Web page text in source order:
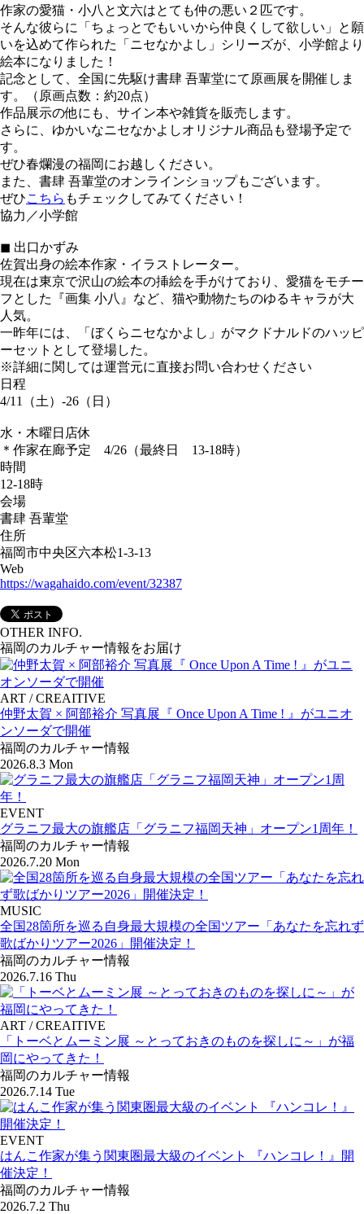
作家の愛猫・小八と文六はとても仲の悪い２匹です。
そんな彼らに「ちょっとでもいいから仲良くして欲しい」と願
いを込めて作られた「ニセなかよし」シリーズが、小学館より
絵本になりました！
記念として、全国に先駆け書肆 吾輩堂にて原画展を開催しま
す。（原画点数：約20点）
作品展示の他にも、サイン本や雑貨を販売します。
さらに、ゆかいなニセなかよしオリジナル商品も登場予定で
す。
ぜひ春爛漫の福岡にお越しください。
また、書肆 吾輩堂のオンラインショップもございます。
ぜひこちら もチェックしてみてください！
協力／小学館
◼︎ 出口かずみ
佐賀出身の絵本作家・イラストレーター。
現在は東京で沢山の絵本の挿絵を手がけており、愛猫をモチー
フとした『画集 小八』など、猫や動物たちのゆるキャラが大
人気。
一昨年には、「ぼくらニセなかよし」がマクドナルドのハッピ
ーセットとして登場した。
※詳細に関しては運営元に直接お問い合わせください
日程
4/11（土）-26（日）
水・木曜日店休
＊作家在廊予定 4/26（最終日 13-18時）
時間
12-18時
会場
書肆 吾輩堂
住所
福岡市中央区六本松1-3-13
Web
https://wagahaido.com/event/32387
OTHER INFO.
福岡のカルチャー情報をお届け
ART / CREAITIVE
仲野太賀 × 阿部裕介 写真展『 Once Upon A Time ! 』がユニオ
ンソーダで開催
福岡のカルチャー情報
2026.8.3 Mon
EVENT
グラニフ最大の旗艦店「グラニフ福岡天神」オープン1周年！
福岡のカルチャー情報
2026.7.20 Mon
MUSIC
全国28箇所を巡る自身最大規模の全国ツアー「あなたを忘れず
歌ばかりツアー2026」開催決定！
福岡のカルチャー情報
2026.7.16 Thu
ART / CREAITIVE
「トーベとムーミン展 ～とっておきのものを探しに～」が福
岡にやってきた！
福岡のカルチャー情報
2026.7.14 Tue
EVENT
はんこ作家が集う関東圏最大級のイベント 『ハンコレ！』開
催決定！
福岡のカルチャー情報
2026.7.2 Thu